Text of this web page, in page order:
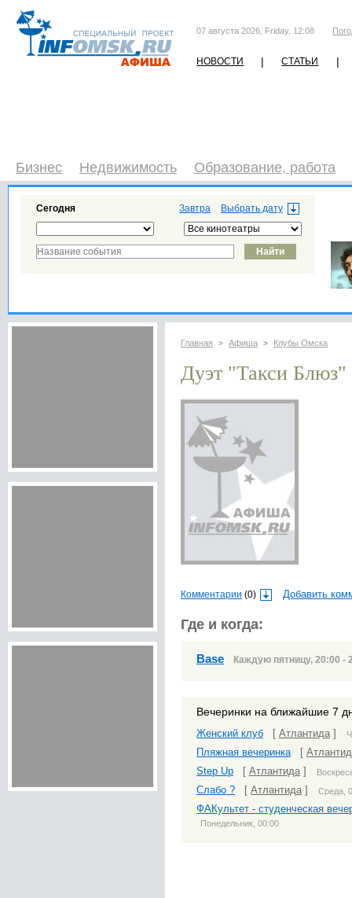
07 августа 2026, Friday, 12:08
НОВОСТИ | СТАТЬИ |
Бизнес Недвижимость Образование, работа
Завтра
Сегодня
Главная > Афиша > Клубы Омска
Дуэт "Такси Блюз"
Комментарии (0) Добавить
Где и когда:
Base Каждую пятницу, 20:00 -
Вечеринки на ближайшие 7
Женский клуб Атлантида]
Пляжная вечеринка[
Step Up
Атлантида]
Слабо ? Атлантида] Среда,
ФАКультет - студенческая
Понедельник, 00:00